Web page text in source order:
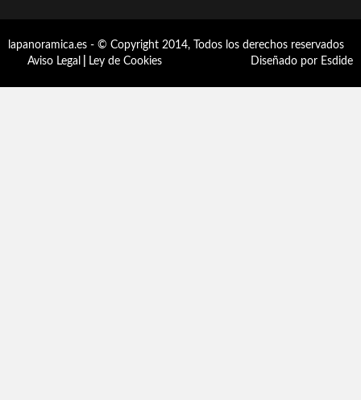
lapanoramica.es - © Copyright 2014, Todos los derechos reservados
Aviso Legal
Ley de Cookies Diseñado por Esdide